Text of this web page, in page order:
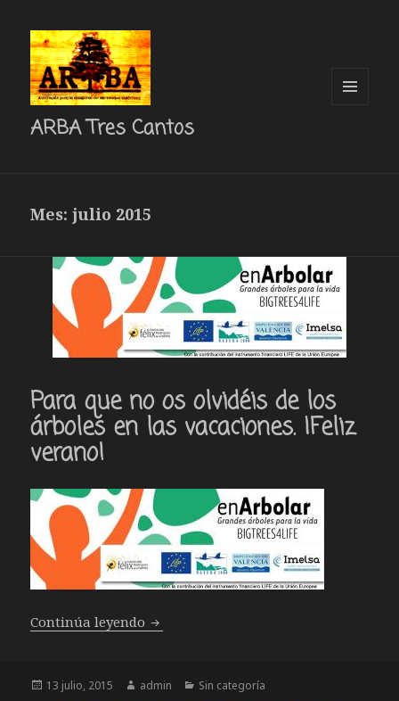
ARBA Tres Cantos
Mes: julio 2015
Para que no os olvidéis de los
árboles en las vacaciones. ¡Feliz
verano!
Continúa leyendo Para que no os olvidéis de los árboles
Publicado
13 julio, 2015 Autor
admin Categorías
Sin categoría